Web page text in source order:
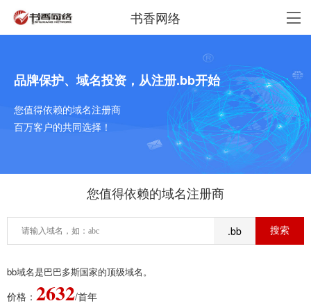
书香网络
品牌保护、域名投资，从注册.bb开始
您值得依赖的域名注册商
百万客户的共同选择！
您值得依赖的域名注册商
.bb
bb域名是巴巴多斯国家的顶级域名。
价格： 2632/首年